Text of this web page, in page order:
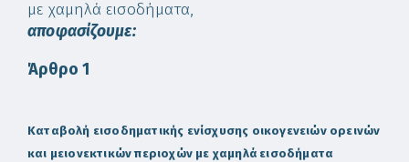
με χαμηλά εισοδήματα,
αποφασίζουμε:
Άρθρο 1
Καταβολή εισοδηματικής ενίσχυσης οικογενειών ορεινών
και μειονεκτικών περιοχών με χαμηλά εισοδήματα